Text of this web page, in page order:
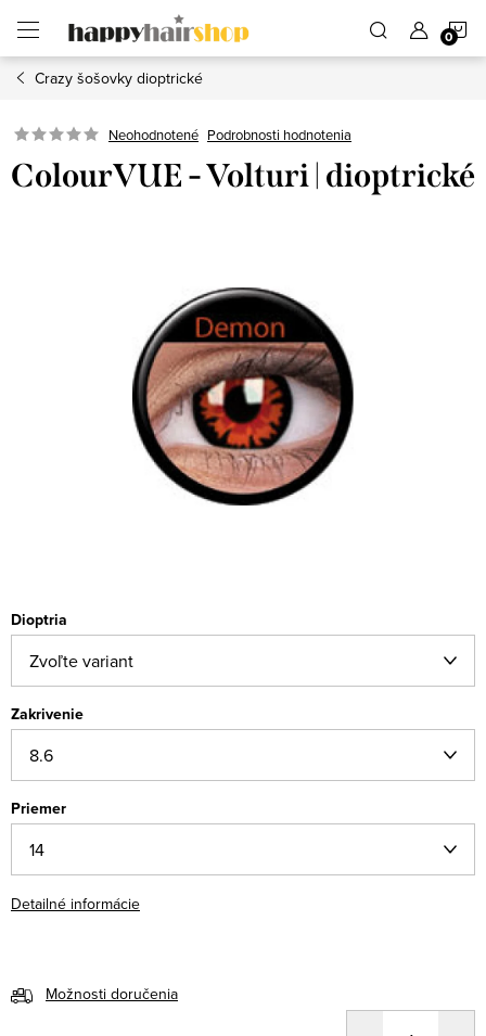
obsah
Crazy šošovky dioptrické
Neohodnotené Podrobnosti hodnotenia
ColourVUE - Volturi | dioptrické
Dioptria
Zakrivenie
Priemer
Detailné informácie
Možnosti doručenia